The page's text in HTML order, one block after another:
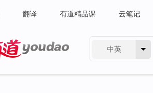
翻译 有道精品课 云笔记
中英